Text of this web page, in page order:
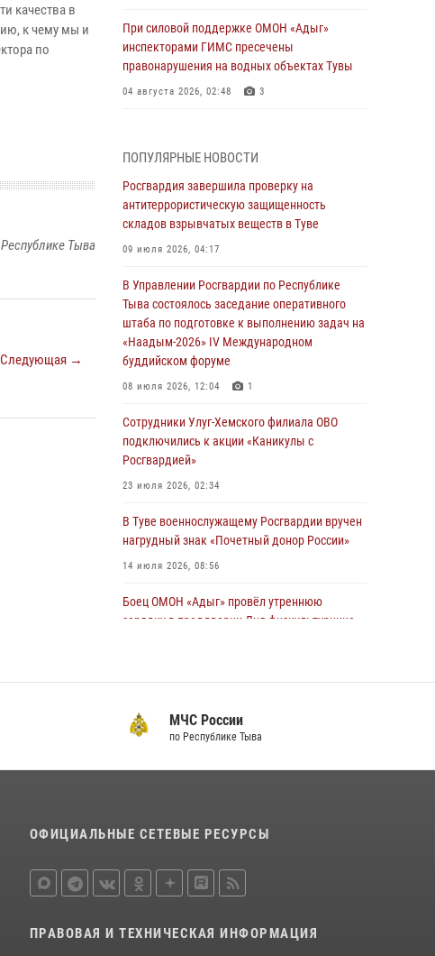
качества в
к чему мы и
по
Тыва
Следующая →
При силовой поддержке ОМОН «Адыг»
инспекторами ГИМС пресечены
правонарушения на водных объектах Тувы
04 августа 2026, 02:48 3
из труднодоступного места
03 августа 2026, 07:25
Росгвардия проверила организацию отдыха
детей в детских лагерях Тувы
Сотрудники вневедомственной охраны
приняли участие в акции «Каникулы с
Росгвардией» в Туве
29 июля 2026, 09:41
отработали экипажи задержаний Росгвардии
в Туве с начала года
29 июля 2026, 08:37
юбилейного личного забега
28 июля 2026, 07:48
ПОПУЛЯРНЫЕ НОВОСТИ
Росгвардия завершила проверку на
антитеррористическую защищенность
складов взрывчатых веществ в Туве
09 июля 2026, 04:17
В Управлении Росгвардии по Республике
Тыва состоялось заседание оперативного
штаба по подготовке к выполнению задач на
«Наадым-2026» IV Международном
буддийском форуме
08 июля 2026, 12:04 1
Сотрудники Улуг-Хемского филиала ОВО
подключились к акции «Каникулы с
Росгвардией»
23 июля 2026, 02:34
В Туве военнослужащему Росгвардии вручен
нагрудный знак «Почетный донор России»
14 июля 2026, 08:56
Боец ОМОН «Адыг» провёл утреннюю
зарядку в преддверии Дня физкультурника
разъяснил телезрителям особенности
использования тувинского национального
и призерами Чемпионата по лёгкой атлетике
23 июля 2026, 09:24
процедуре регистрации лучников в канун
МЧС России
по Республике Тыва
ОФИЦИАЛЬНЫЕ СЕТЕВЫЕ РЕСУРСЫ
ПРАВОВАЯ И ТЕХНИЧЕСКАЯ ИНФОРМАЦИЯ